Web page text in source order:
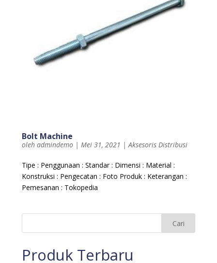
Bolt Machine
oleh admindemo| Mei 31, 2021 |Aksesoris Distribusi
Tipe : Penggunaan : Standar : Dimensi : Material :
Konstruksi : Pengecatan : Foto Produk : Keterangan :
Pemesanan : Tokopedia
Produk Terbaru